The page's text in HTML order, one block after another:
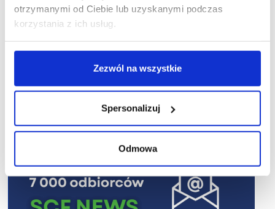
otrzymanymi od Ciebie lub uzyskanymi podczas
korzystania z ich usług.
Zezwól na wszystkie
Spersonalizuj
Odmowa